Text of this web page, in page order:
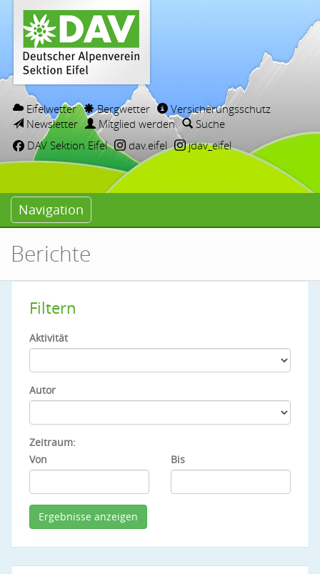
Eifelwetter Bergwetter
Versicherungsschutz
Newsletter
Mitglied werden
Suche
DAV Sektion Eifel
dav.eifel jdav_eifel
Navigation
Berichte
Filtern
Aktivität
Autor
Zeitraum:
Von
Bis